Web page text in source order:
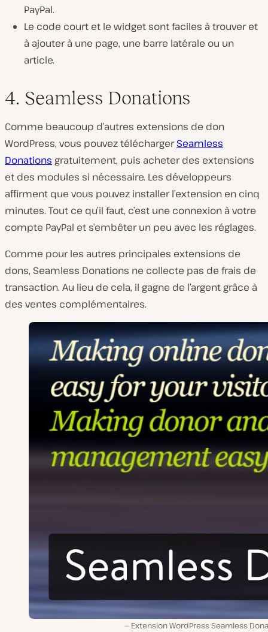
PayPal.
Le code court et le widget sont faciles à trouver et
à ajouter à une page, une barre latérale ou un
article.
4. Seamless Donations
Comme beaucoup d’autres extensions de don
WordPress, vous pouvez téléchargerSeamless
Donations gratuitement, puis acheter des extensions
et des modules si nécessaire. Les développeurs
affirment que vous pouvez installer l’extension en cinq
minutes. Tout ce qu’il faut, c’est une connexion à votre
compte PayPal et s’embêter un peu avec les réglages.
Comme pour les autres principales extensions de
dons, Seamless Donations ne collecte pas de frais de
transaction. Au lieu de cela, il gagne de l’argent grâce à
des ventes complémentaires.
Extension WordPress Seamless